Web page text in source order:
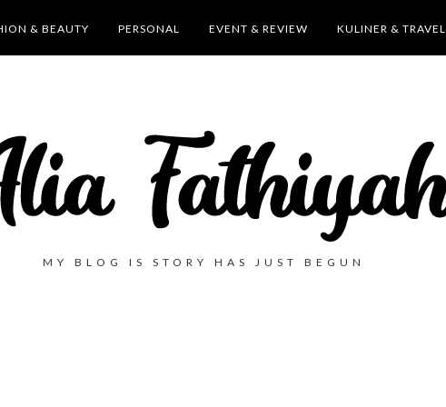
& BEAUTY PERSONAL EVENT & REVIEW KULINER & TRAVEL
MY BLOG IS STORY HAS JUST BEGUN